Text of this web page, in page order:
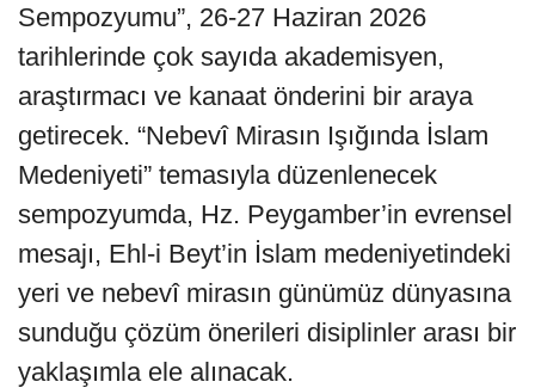
Sempozyumu”, 26-27 Haziran 2026
tarihlerinde çok sayıda akademisyen,
araştırmacı ve kanaat önderini bir araya
getirecek. “Nebevî Mirasın Işığında İslam
Medeniyeti” temasıyla düzenlenecek
sempozyumda, Hz. Peygamber’in evrensel
mesajı, Ehl-i Beyt’in İslam medeniyetindeki
yeri ve nebevî mirasın günümüz dünyasına
sunduğu çözüm önerileri disiplinler arası bir
yaklaşımla ele alınacak.